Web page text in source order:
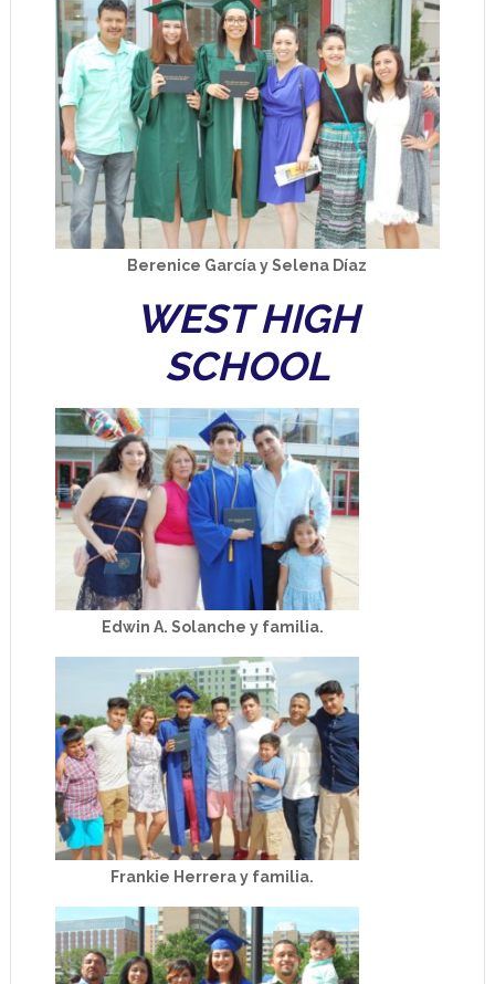
Berenice García y Selena Díaz
WEST HIGH
SCHOOL
Edwin A. Solanche y familia.
Frankie Herrera y familia.